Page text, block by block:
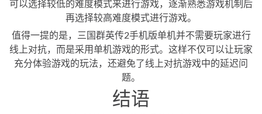
可以选择较低的难度模式来进行游戏，逐渐熟悉游戏机制后
再选择较高难度模式进行游戏。
值得一提的是，三国群英传2手机版单机并不需要玩家进行
线上对抗，而是采用单机游戏的形式。这样不仅可以让玩家
充分体验游戏的玩法，还避免了线上对抗游戏中的延迟问
题。
结语